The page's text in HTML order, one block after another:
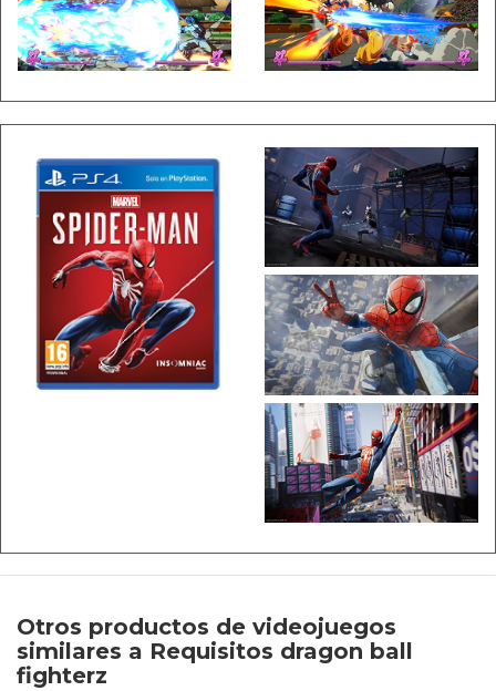
Otros productos de videojuegos
similares a Requisitos dragon ball
fighterz